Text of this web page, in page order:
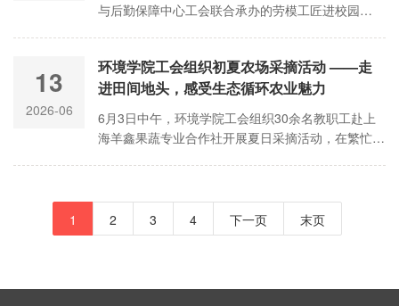
与后勤保障中心工会联合承办的劳模工匠进校园
模范、上海工匠等多项荣誉获得者，海派插花非遗传
承人朱道义老师走进交大，亲授插花技艺。校工会主
席周薇、副主席肖国芳，后勤保障中心党委书记李
梅、工会主席沈芳良，教工花缘协会会长申晓辉教授
及众多校内花艺爱好者出席本次活动
13
2026-06
环境学院工会组织初夏农场采摘活动 ——走
进田间地头，感受生态循环农业魅力
6月3日中午，环境学院工会组织30余名教职工赴上
海羊鑫果蔬专业合作社开展夏日采摘活动，在繁忙的
1 2 3 4 下一页 末页